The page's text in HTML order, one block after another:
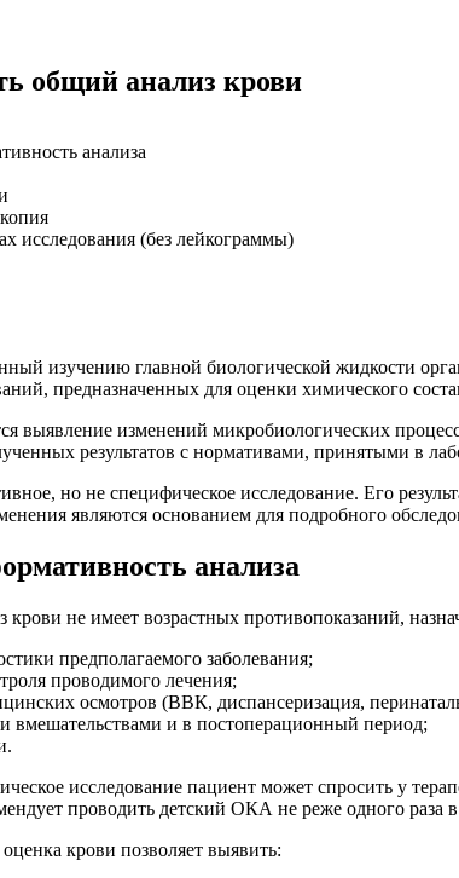
общий анализ крови
анализа
исследования (без лейкограммы)
изучению главной биологической жидкости
предназначенных для оценки химического
выявление изменений микробиологических
результатов с нормативами, принятыми в
но не специфическое исследование. Его
являются основанием для подробного
анализа
не имеет возрастных противопоказаний,
предполагаемого заболевания;
проводимого лечения;
осмотров (ВВК, диспансеризация,
вмешательствами и в постоперационный период;
исследование пациент может спросить у
проводить детский ОКА не реже одного раза
крови позволяет выявить: